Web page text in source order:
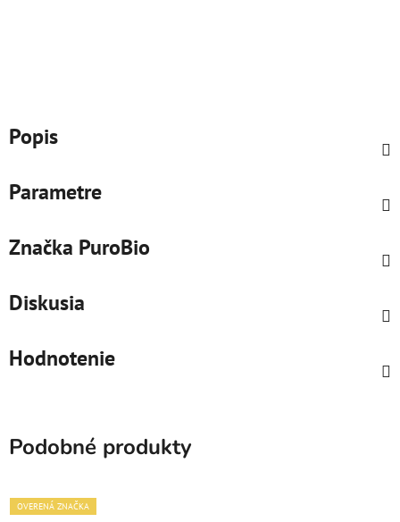
Popis
Parametre
Značka PuroBio
Diskusia
Hodnotenie
Podobné produkty
OVERENÁ ZNAČKA